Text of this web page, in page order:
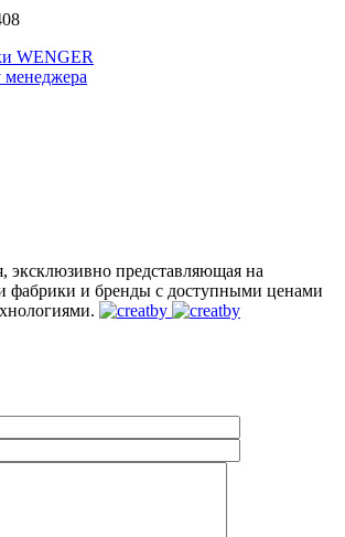
WENGER
менеджера
эксклюзивно представляющая на
фабрики и бренды c доступными ценами